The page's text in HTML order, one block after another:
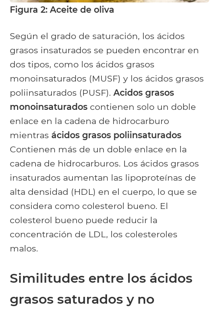
Figura 2: Aceite de oliva
Según el grado de saturación, los ácidos
grasos insaturados se pueden encontrar en
dos tipos, como los ácidos grasos
monoinsaturados (MUSF) y los ácidos grasos
poliinsaturados (PUSF). Acidos grasos
monoinsaturados contienen solo un doble
enlace en la cadena de hidrocarburo
mientras ácidos grasos poliinsaturados
Contienen más de un doble enlace en la
cadena de hidrocarburos. Los ácidos grasos
insaturados aumentan las lipoproteínas de
alta densidad (HDL) en el cuerpo, lo que se
considera como colesterol bueno. El
colesterol bueno puede reducir la
concentración de LDL, los colesteroles
malos.
Similitudes entre los ácidos
grasos saturados y no